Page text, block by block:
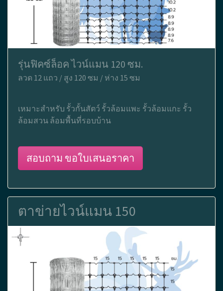
รุ่นฟิคซ์ล็อค ไวน์แมน 120 ซม.
ลวด 12 แถว / สูง 120 ซม / ห่าง 15 ซม
เหมาะสำหรับ รั้วกั้นสัตว์ รั้วล้อมแพะ รั้วล้อมแกะ รั้ว
ล้อมสวน ล้อมพื้นที่รอบบ้าน
สอบถาม ขอใบเสนอราคา
ตาข่ายไวน์แมน 150